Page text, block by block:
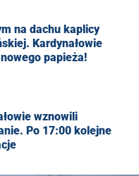
na dachu kaplicy
Kardynałowie
papieża!
wznowili
Po 17:00 kolejne